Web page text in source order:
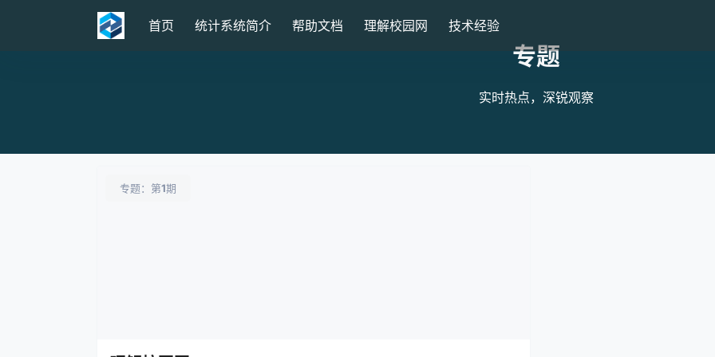
首页 统计系统简介 帮助文档 理解校园网 技术经验
专题
实时热点，深锐观察
专题：第1期